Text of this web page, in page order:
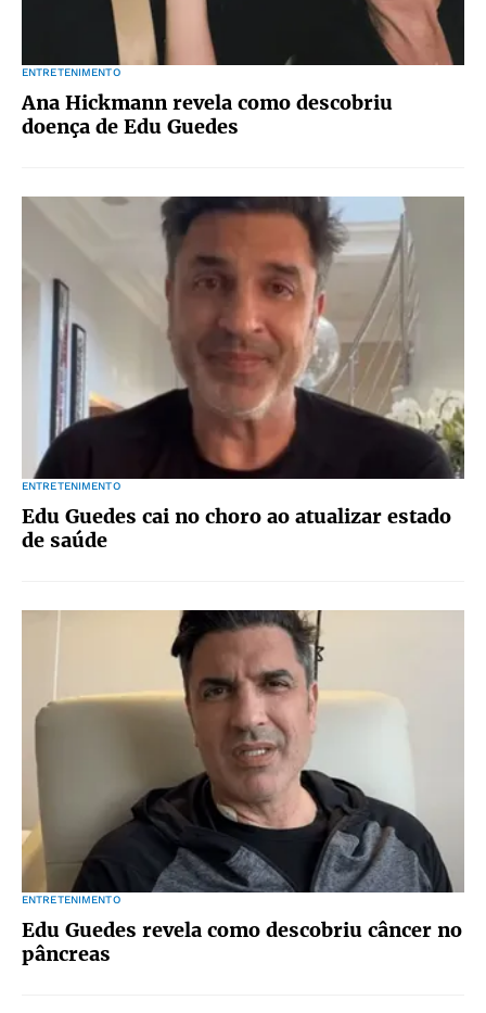
ENTRETENIMENTO
Ana Hickmann revela como descobriu
doença de Edu Guedes
ENTRETENIMENTO
Edu Guedes cai no choro ao atualizar estado
de saúde
ENTRETENIMENTO
Edu Guedes revela como descobriu câncer no
pâncreas